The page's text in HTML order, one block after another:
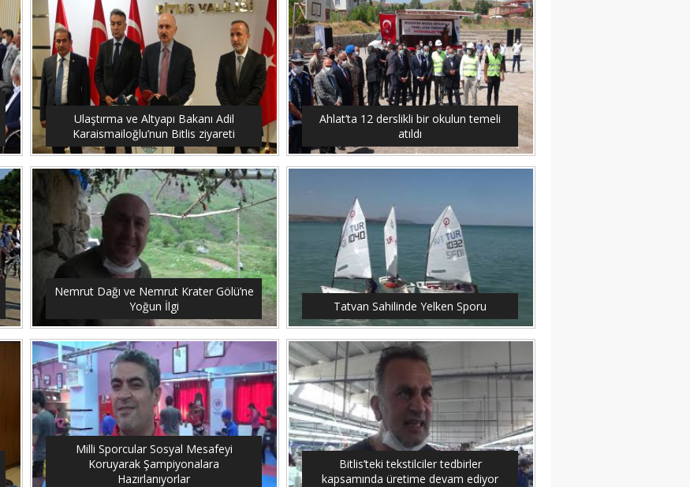
Ulaştırma ve Altyapı Bakanı Adil
Karaismailoğlu’nun Bitlis ziyareti
Ahlat’ta 12 derslikli bir okulun temeli
atıldı
Nemrut Dağı ve Nemrut Krater Gölü’ne
Yoğun İlgi
Tatvan Sahilinde Yelken Sporu
Milli Sporcular Sosyal Mesafeyi
Koruyarak Şampiyonalara
Hazırlanıyorlar
Bitlis’teki tekstilciler tedbirler
kapsamında üretime devam ediyor